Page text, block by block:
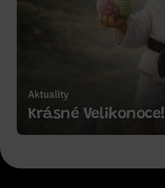
Aktuality
Krásné Velikonoce!
Zobrazit více